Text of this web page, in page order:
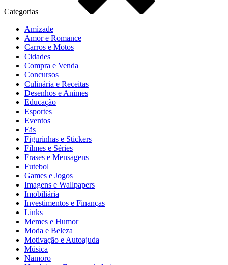
Categorias
Amizade
Amor e Romance
Carros e Motos
Cidades
Compra e Venda
Concursos
Culinária e Receitas
Desenhos e Animes
Educação
Esportes
Eventos
Fãs
Figurinhas e Stickers
Filmes e Séries
Frases e Mensagens
Futebol
Games e Jogos
Imagens e Wallpapers
Imobiliária
Investimentos e Finanças
Links
Memes e Humor
Moda e Beleza
Motivação e Autoajuda
Música
Namoro